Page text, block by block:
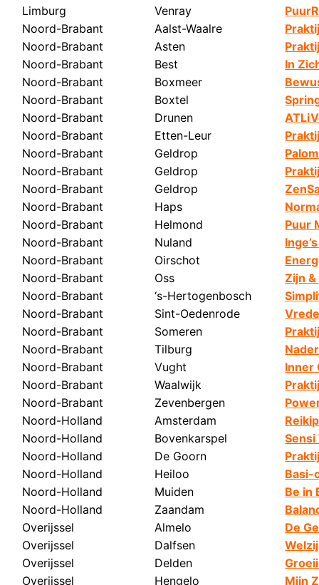
Limburg
Noord-Brabant
Noord-Brabant
Venray
Aalst-Waalre
Asten
Noord-Brabant
Best
In
Noord-Brabant
Boxmeer
Noord-Brabant
Noord-Brabant
Boxtel
Drunen
Noord-Brabant
Etten-Leur
Noord-Brabant
Geldrop
Noord-Brabant
Geldrop
Noord-Brabant
Geldrop
Noord-Brabant
Noord-Brabant
Haps
Helmond
Puur
Noord-Brabant
Nuland
Noord-Brabant
Noord-Brabant
Noord-Brabant
Noord-Brabant
Oirschot
Oss
‘s-Hertogenbosch
Sint-Oedenrode
Zijn
Noord-Brabant
Noord-Brabant
Someren
Tilburg
Noord-Brabant
Vught
Inner
Noord-Brabant
Waalwijk
Noord-Brabant
Zevenbergen
Noord-Holland
Amsterdam
Noord-Holland
Noord-Holland
Bovenkarspel
De Goorn
Noord-Holland
Heiloo
Basi-
Noord-Holland
Noord-Holland
Muiden
Zaandam
Be in
Overijssel
Overijssel
Almelo
Dalfsen
De
Overijssel
Overijssel
Delden
Hengelo
Mijn